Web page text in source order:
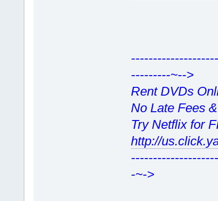
---------~-->
Rent DVDs
No Late Fees
Try Netflix for
http://
-~->